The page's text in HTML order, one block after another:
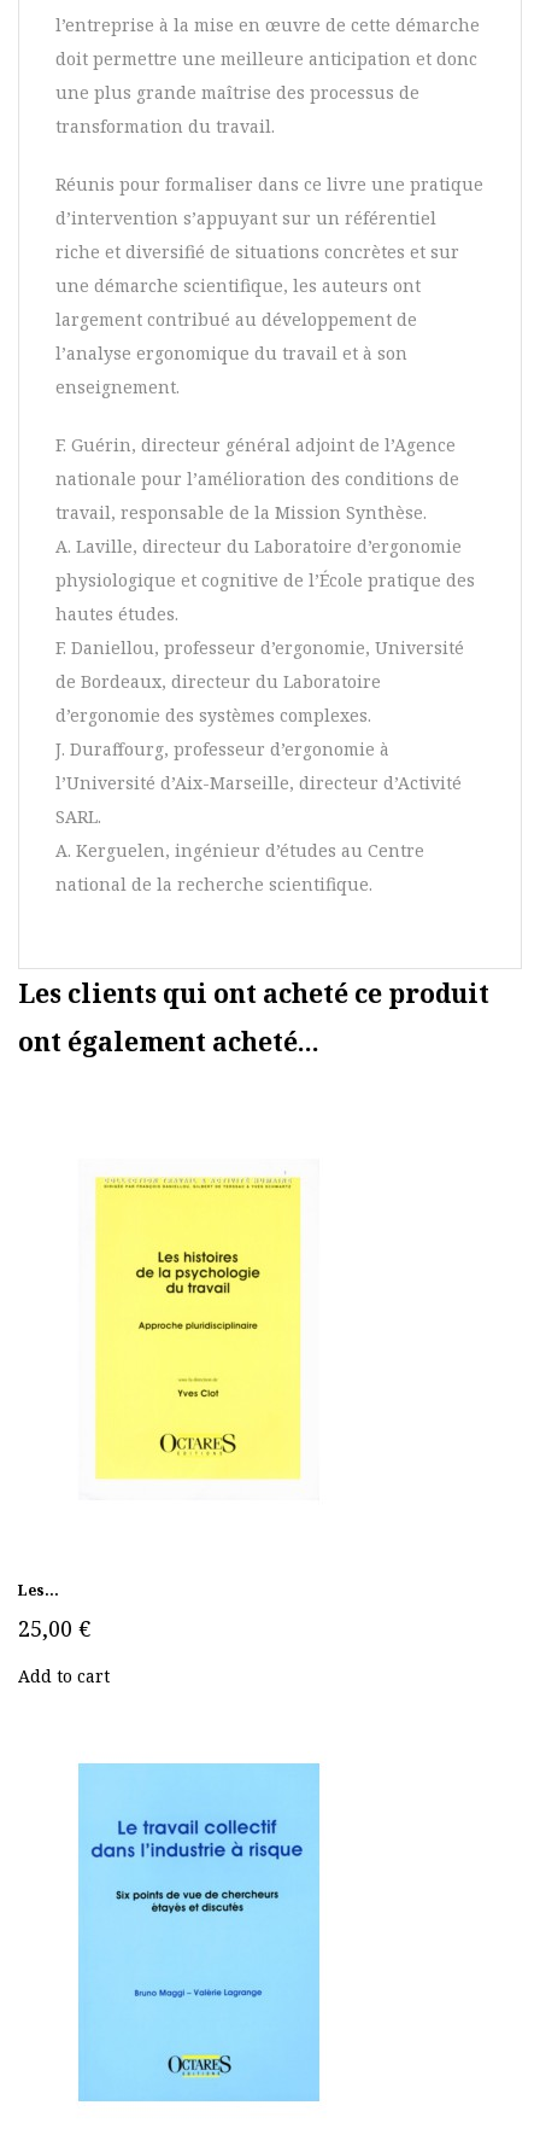
l’entreprise à la mise en œuvre de cette démarche
doit permettre une meilleure anticipation et donc
une plus grande maîtrise des processus de
transformation du travail.
Réunis pour formaliser dans ce livre une pratique
d’intervention s’appuyant sur un référentiel
riche et diversifié de situations concrètes et sur
une démarche scientifique, les auteurs ont
largement contribué au développement de
l’analyse ergonomique du travail et à son
enseignement.
F. Guérin, directeur général adjoint de l’Agence
nationale pour l’amélioration des conditions de
travail, responsable de la Mission Synthèse.
A. Laville, directeur du Laboratoire d’ergonomie
physiologique et cognitive de l’École pratique des
hautes études.
F. Daniellou, professeur d’ergonomie, Université
de Bordeaux, directeur du Laboratoire
d’ergonomie des systèmes complexes.
J. Duraffourg, professeur d’ergonomie à
l’Université d’Aix-Marseille, directeur d’Activité
SARL.
A. Kerguelen, ingénieur d’études au Centre
national de la recherche scientifique.
Les clients qui ont acheté ce produit
ont également acheté...
Les...
25,00 €
Add to cart